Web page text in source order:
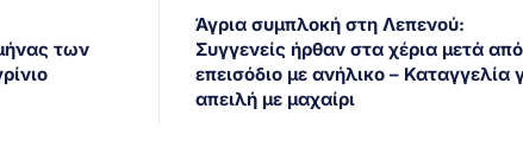
των
Άγρια συμπλοκή στη Λεπενού:
Συγγενείς ήρθαν στα χέρια μετά από
επεισόδιο με ανήλικο – Καταγγελία
απειλή με μαχαίρι